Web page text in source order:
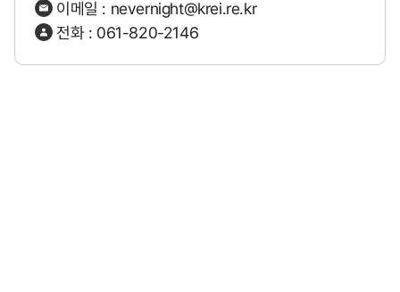
이메일 : nevernight@krei.re.kr
전화 : 061-820-2146